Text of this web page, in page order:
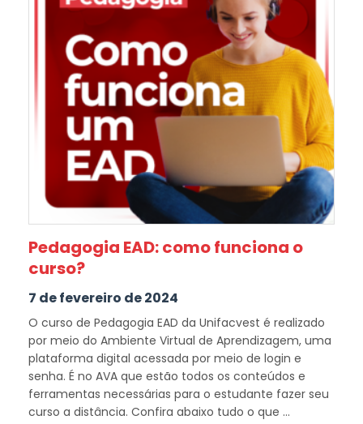
Pedagogia EAD: como funciona o
curso?
7 de fevereiro de 2024
O curso de Pedagogia EAD da Unifacvest é realizado
por meio do Ambiente Virtual de Aprendizagem, uma
plataforma digital acessada por meio de login e
senha. É no AVA que estão todos os conteúdos e
ferramentas necessárias para o estudante fazer seu
curso a distância. Confira abaixo tudo o que ...